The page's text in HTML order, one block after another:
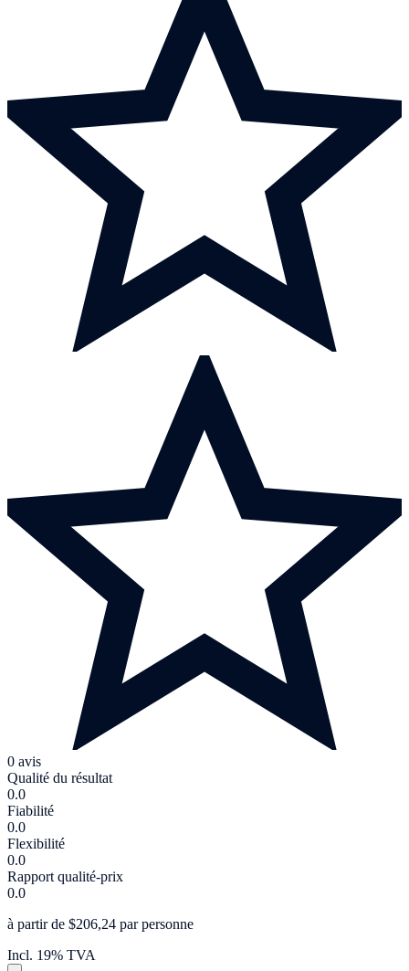
0 avis
Qualité du résultat
0.0
Fiabilité
0.0
Flexibilité
0.0
Rapport qualité-prix
0.0
à partir de $206,24 par personne
Incl. 19% TVA